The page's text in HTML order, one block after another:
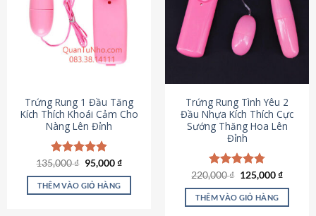
thể.
Các
tùy
chọn
được
chọn
trên
trang
sản
phẩm
Trứng Rung 1 Đầu Tăng
Kích Thích Khoái Cảm Cho
Nàng Lên Đỉnh
Được xếp
hạng4.87
5 sao
135,000₫ Giá
gốc
là:
135,000 ₫.
95,000₫Giá
tại
THÊM VÀO GIỎ HÀNG
Trứng Rung Tình Yêu 2
Đầu Nhựa Kích Thích Cực
Sướng Thăng Hoa Lên
Đỉnh
Được xếp
hạng4.79
5 sao
220,000₫ Giá
là:
220,000 ₫.
125,000₫Giá
tại
THÊM VÀO GIỎ HÀNG